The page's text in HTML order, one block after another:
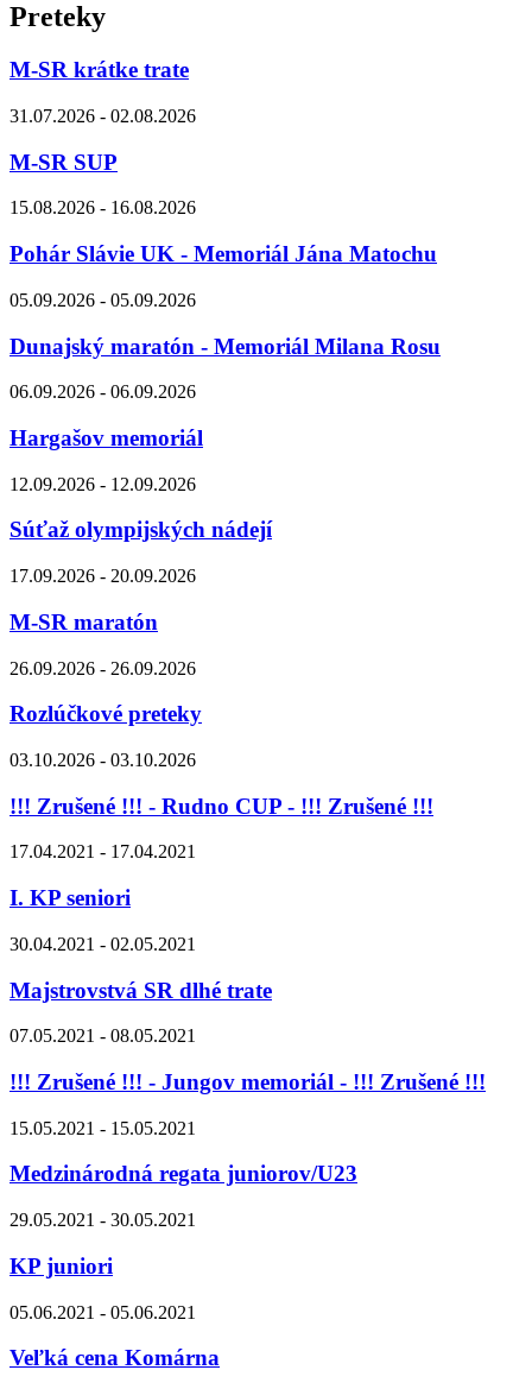
Preteky
M-SR krátke trate
31.07.2026 - 02.08.2026
M-SR SUP
15.08.2026 - 16.08.2026
Pohár Slávie UK - Memoriál Jána Matochu
05.09.2026 - 05.09.2026
Dunajský maratón - Memoriál Milana Rosu
06.09.2026 - 06.09.2026
Hargašov memoriál
12.09.2026 - 12.09.2026
Súťaž olympijských nádejí
17.09.2026 - 20.09.2026
M-SR maratón
26.09.2026 - 26.09.2026
Rozlúčkové preteky
03.10.2026 - 03.10.2026
!!! Zrušené !!! - Rudno CUP - !!! Zrušené !!!
17.04.2021 - 17.04.2021
I. KP seniori
30.04.2021 - 02.05.2021
Majstrovstvá SR dlhé trate
07.05.2021 - 08.05.2021
!!! Zrušené !!! - Jungov memoriál - !!! Zrušené !!!
15.05.2021 - 15.05.2021
Medzinárodná regata juniorov/U23
29.05.2021 - 30.05.2021
KP juniori
05.06.2021 - 05.06.2021
Veľká cena Komárna